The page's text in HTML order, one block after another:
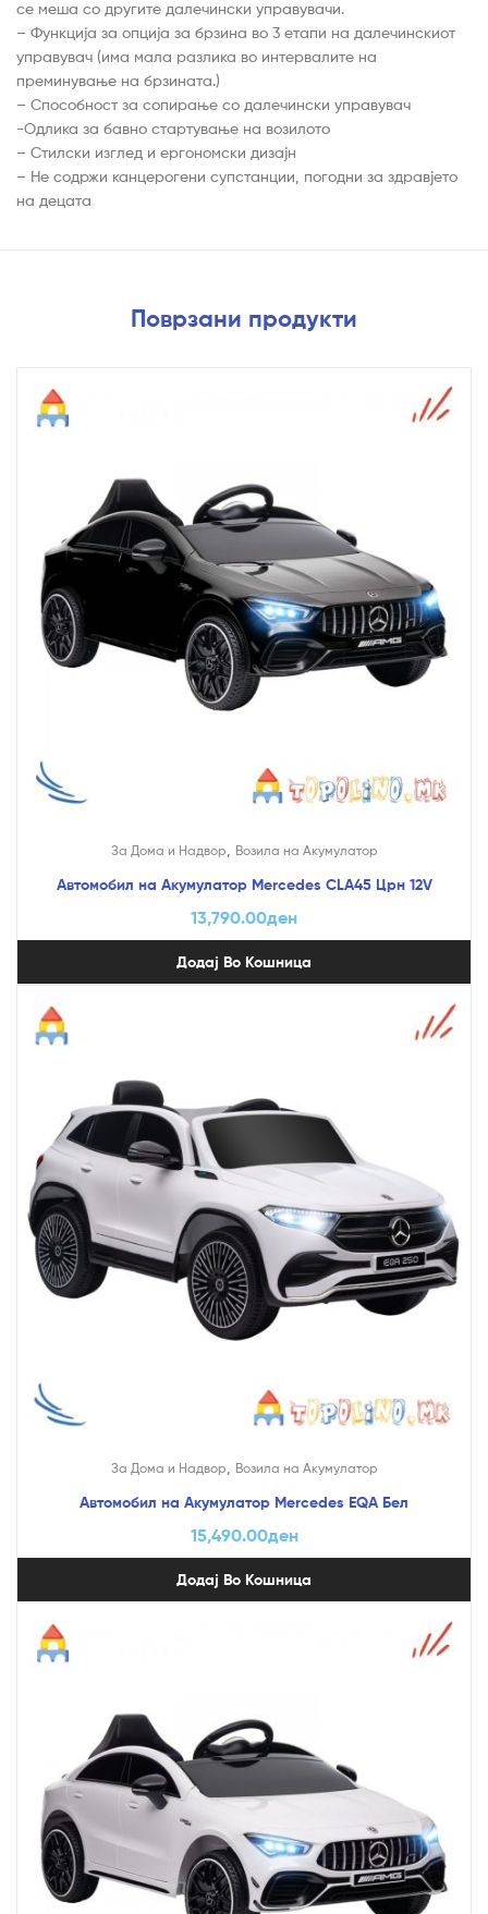
се меша со другите далечински управувачи.
– Функција за опција за брзина во 3 етапи на далечинскиот
управувач (има мала разлика во интервалите на
преминување на брзината.)
– Способност за сопирање со далечински управувач
-Одлика за бавно стартување на возилото
– Стилски изглед и ергономски дизајн
– Не содржи канцерогени супстанции, погодни за здравјето
на децата
Поврзани продукти
За Дома и Надвор Возила на Акумулатор
Автомобил на Акумулатор Mercedes CLA45 Црн 12V
13,790.00ден
Додај Во Кошница
За Дома и Надвор Возила на Акумулатор
Автомобил на Акумулатор Mercedes EQA Бел
15,490.00ден
Додај Во Кошница